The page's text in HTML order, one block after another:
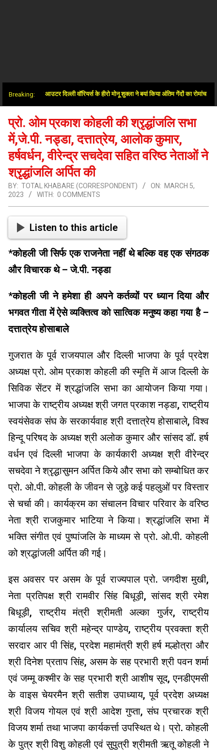
Breaking:
बाद आउटर दिल्ली वॉरियर्स के हीरो मोनू शुक्ला ने बयां किया अंतिम गेंदों का रोमांच
प्रो. ओम प्रकाश कोहली की श्रृद्धांजलि सभा
में,जे.पी. नड्डा, दत्तात्रेय, आलोक कुमार,
हर्षवर्धन, वीरेन्द्र सचदेवा सहित वरिष्ठ नेताओं ने
श्रृद्धांजलि अर्पित की
BY: TOTAL KHABARE (CORRESPONDENT) ON: MARCH 5,
2023
WITH: 0 COMMENTS
Listen to this article
*कोहली जी सिर्फ एक राजनेता नहीं थे बल्कि वह एक संगठक
और विचारक थे – जे.पी. नड्डा
*कोहली जी ने हमेशा ही अपने कर्तव्यों पर ध्यान दिया और
भगवत गीता में ऐसे व्यक्तित्व को सात्विक मनुष्य कहा गया है –
दत्तात्रेय होसाबाले
गुजरात के पूर्व राजयपाल और दिल्ली भाजपा के पूर्व प्रदेश
अध्यक्ष प्रो. ओम प्रकाश कोहली की स्मृति में आज दिल्ली के
सिविक सेंटर में श्रद्धांजलि सभा का आयोजन किया गया।
भाजपा के राष्ट्रीय अध्यक्ष श्री जगत प्रकाश नड्डा, राष्ट्रीय
स्वयंसेवक संघ के सरकार्यवाह श्री दत्तात्रेय होसाबाले, विश्व
हिन्दू परिषद के अध्यक्ष श्री अलोक कुमार और सांसद डॉ. हर्ष
वर्धन एवं दिल्ली भाजपा के कार्यकारी अध्यक्ष श्री वीरेन्द्र
सचदेवा ने श्रृद्धासुमन अर्पित किये और सभा को सम्बोधित कर
प्रो. ओ.पी. कोहली के जीवन से जुड़े कई पहलुओं पर विस्तार
से चर्चा की। कार्यक्रम का संचालन विचार परिवार के वरिष्ठ
नेता श्री राजकुमार भाटिया ने किया। श्रद्धांजलि सभा में
भक्ति संगीत एवं पुष्पांजलि के माध्यम से प्रो. ओ.पी. कोहली
को श्रद्धांजली अर्पित की गई।
इस अवसर पर असम के पूर्व राज्यपाल प्रो. जगदीश मुखी,
नेता प्रतिपक्ष श्री रामवीर सिंह बिधूड़ी, सांसद श्री रमेश
बिधूड़ी, राष्ट्रीय मंत्री श्रीमती अल्का गुर्जर, राष्ट्रीय
कार्यालय सचिव श्री महेन्द्र पाण्डेय, राष्ट्रीय प्रवक्ता श्री
सरदार आर पी सिंह, प्रदेश महामंत्री श्री हर्ष मल्होत्रा और
श्री दिनेश प्रताप सिंह, असम के सह प्रभारी श्री पवन शर्मा
एवं जम्मू कश्मीर के सह प्रभारी श्री आशीष सूद, एनडीएमसी
के वाइस चेयरमैन श्री सतीश उपाध्याय, पूर्व प्रदेश अध्यक्ष
श्री विजय गोयल एवं श्री आदेश गुप्ता, संघ प्रचारक श्री
विजय शर्मा तथा भाजपा कार्यकर्त्ता उपस्थित थे। प्रो. कोहली
के पुत्र श्री विशु कोहली एवं सुपुत्री श्रीमती ऋतू कोहली ने